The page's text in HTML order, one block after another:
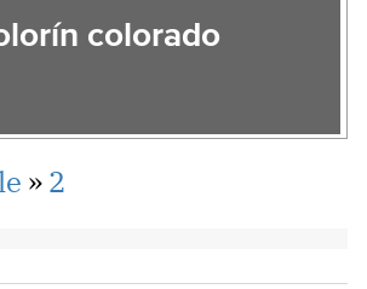
colorado
»2